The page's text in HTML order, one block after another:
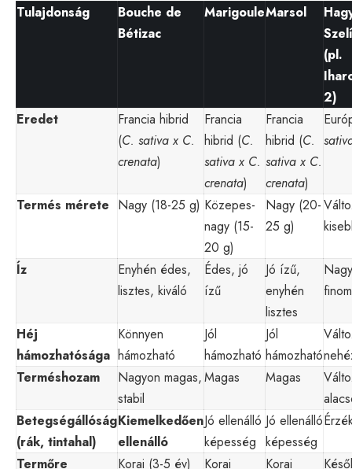
Tulajdonság
Bouche de
Bétizac
MarigouleMarsol
(pl.
2)
Eredet
Francia hibrid
(C. sativa x C.
crenata)
Francia
hibrid (C.
sativa x C.
crenata)
Francia
hibrid (C.
sativa x C.
crenata)
Termés mérete Nagy (18-25 g) Közepes-
nagy (15-
20 g)
Nagy (20-
25 g)
Íz
Enyhén édes,
lisztes, kiváló
Édes, jó
ízű
Jó ízű,
enyhén
lisztes
finom
Héj
hámozhatósága
Könnyen
hámozható
Jól
hámozható
Jól
hámozható
Terméshozam
Nagyon magas,
stabil
Magas Magas
Betegségállóság
(rák, tintahal)
Kiemelkedően
ellenálló
Jó ellenálló
képesség
Jó ellenálló
képesség
Termőre
Korai (3-5 év) Korai Korai